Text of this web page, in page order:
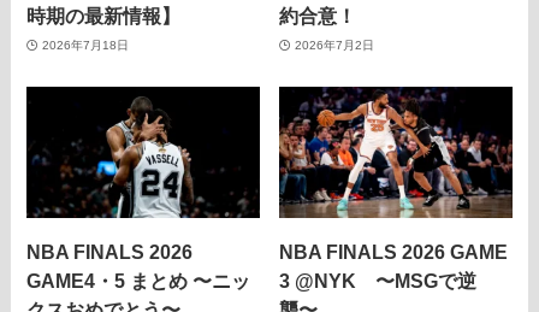
時期の最新情報】
2026年7月18日
約合意！
2026年7月2日
NBA FINALS 2026
GAME4・5 まとめ 〜ニッ
NBA FINALS 2026 GAME
3 @NYK 〜MSGで逆